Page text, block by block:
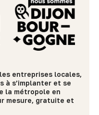
entreprises locales,
à s’implanter et se
la métropole en
mesure, gratuite et